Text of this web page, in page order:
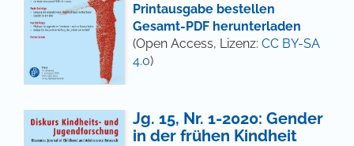
Printausgabe bestellen
Gesamt-PDF herunterladen
(Open Access, Lizenz: CC BY-SA
4.0)
Jg. 15, Nr. 1-2020: Gender
in der frühen Kindheit